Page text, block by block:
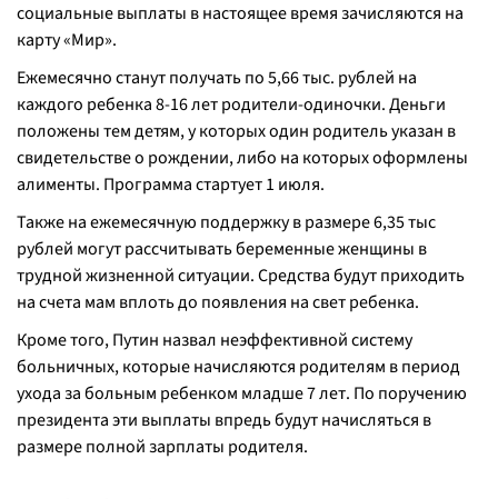
социальные выплаты в настоящее время зачисляются на
карту «Мир».
Ежемесячно станут получать по 5,66 тыс. рублей на
каждого ребенка 8-16 лет родители-одиночки. Деньги
положены тем детям, у которых один родитель указан в
свидетельстве о рождении, либо на которых оформлены
алименты. Программа стартует 1 июля.
Также на ежемесячную поддержку в размере 6,35 тыс
рублей могут рассчитывать беременные женщины в
трудной жизненной ситуации. Средства будут приходить
на счета мам вплоть до появления на свет ребенка.
Кроме того, Путин назвал неэффективной систему
больничных, которые начисляются родителям в период
ухода за больным ребенком младше 7 лет. По поручению
президента эти выплаты впредь будут начисляться в
размере полной зарплаты родителя.